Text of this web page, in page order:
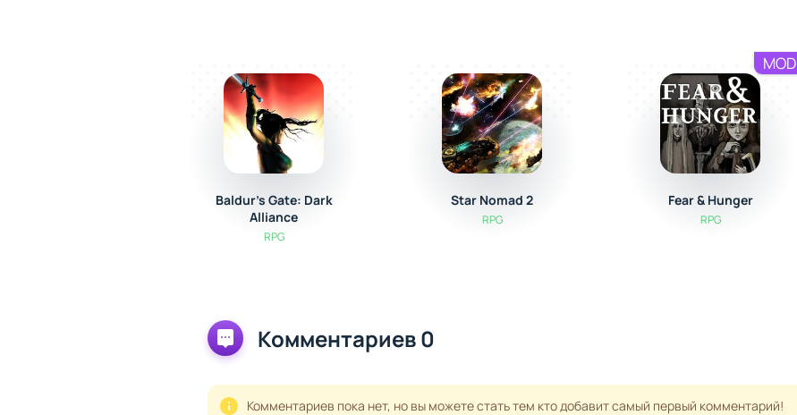
Baldur's Gate: Dark
Alliance
RPG
Star Nomad 2
RPG
Fear & Hunger
RPG
MOD
Комментариев 0
Комментариев пока нет, но вы можете стать тем кто добавит самый первый комментарий!